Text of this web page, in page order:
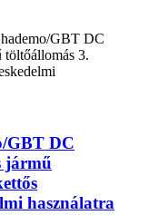
GBT DC
jármű
használatra